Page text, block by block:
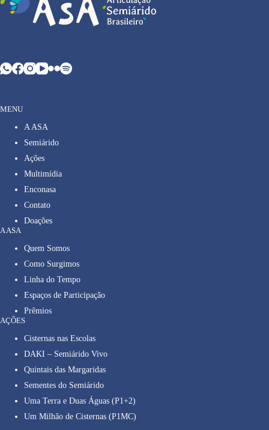
MENU
A ASA
Semiárido
Ações
Multimídia
Enconasa
Contato
Doações
A ASA
Quem Somos
Como Surgimos
Linha do Tempo
Espaços de Participação
Prêmios
AÇÕES
Cisternas nas Escolas
DAKI – Semiárido Vivo
Quintais das Margaridas
Sementes do Semiárido
Uma Terra e Duas Águas (P1+2)
Um Milhão de Cisternas (P1MC)